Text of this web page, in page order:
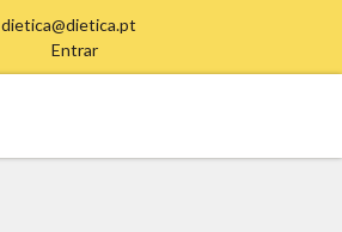
dietica@dietica.pt
Entrar